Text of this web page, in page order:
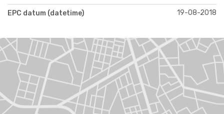
EPC datum (datetime) 19-08-2018